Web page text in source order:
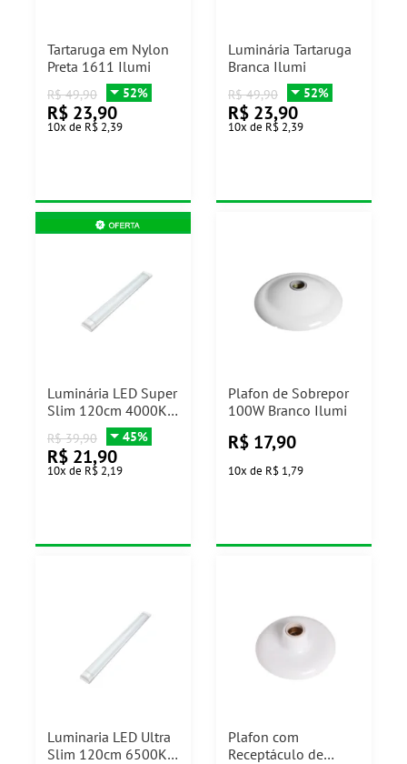
Tartaruga em Nylon
Preta 1611 Ilumi
R$ 49,90 52%
R$ 23,90
10x de R$ 2,39
Luminária Tartaruga
Branca Ilumi
R$ 49,90 52%
R$ 23,90
10x de R$ 2,39
Luminária LED Super
Slim 120cm 4000K
36W Nitrolux
R$ 39,90 45%
R$ 21,90
10x de R$ 2,19
Plafon de Sobrepor
100W Branco Ilumi
R$ 17,90
10x de R$ 1,79
Luminaria LED Ultra
Slim 120cm 6500K
Plafon com
Receptáculo de